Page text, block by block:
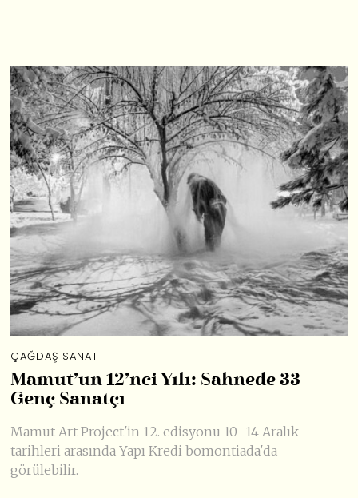
ÇAĞDAŞ SANAT
Mamut’un 12’nci Yılı: Sahnede 33
Genç Sanatçı
Mamut Art Project'in 12. edisyonu 10–14 Aralık
tarihleri arasında Yapı Kredi bomontiada'da
görülebilir.